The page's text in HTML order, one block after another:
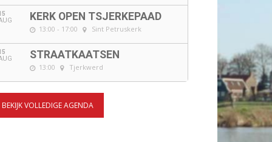
KERK OPEN TSJERKEPAAD
13:00 - 17:00 Sint Petruskerk
STRAATKAATSEN
13:00 Tjerkwerd
BEKIJK VOLLEDIGE AGENDA